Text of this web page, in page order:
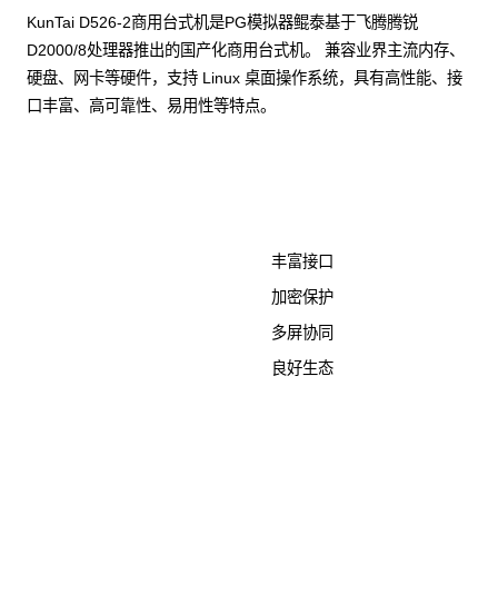
KunTai D526-2商用台式机是PG模拟器鲲泰基于飞腾腾锐
D2000/8处理器推出的国产化商用台式机。 兼容业界主流内存、
硬盘、网卡等硬件，支持 Linux 桌面操作系统，具有高性能、接
口丰富、高可靠性、易用性等特点。
丰富接口
加密保护
多屏协同
良好生态